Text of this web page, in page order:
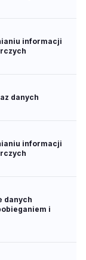
informacji
danych
informacji
danych
i